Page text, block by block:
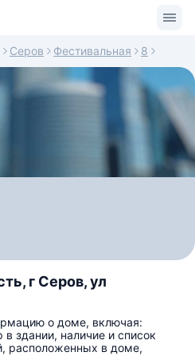
Серов Фестивальная 8
г Серов, ул
о доме, включая:
здании, наличие и список
расположенных в доме,